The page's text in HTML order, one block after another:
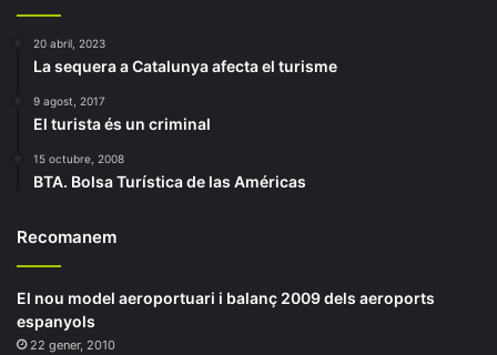
20 abril, 2023
La sequera a Catalunya afecta el turisme
9 agost, 2017
El turista és un criminal
15 octubre, 2008
BTA. Bolsa Turística de las Américas
Recomanem
El nou model aeroportuari i balanç 2009 dels aeroports
espanyols
22 gener, 2010